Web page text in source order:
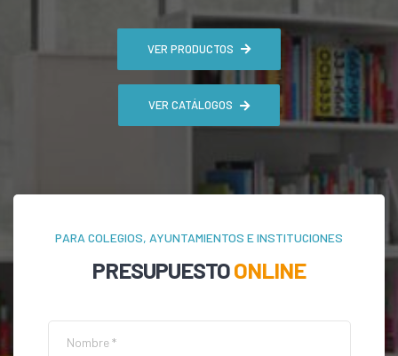
VER PRODUCTOS
VER CATÁLOGOS
PARA COLEGIOS, AYUNTAMIENTOS E INSTITUCIONES
PRESUPUESTOONLINE